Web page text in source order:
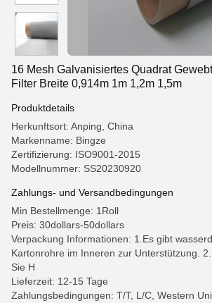
16 Mesh Galvanisiertes Quadrat
Filter Breite 0,914m 1m 1,2m 1,5m
Produktdetails
Herkunftsort: Anping, China
Markenname: Bingze
Zertifizierung: ISO9001-2015
Modellnummer: SS20230920
Zahlungs- und Versandbedingungen
Min Bestellmenge: 1Roll
Preis: 30dollars-50dollars
Verpackung Informationen: 1.Es gibt
Kartonrohre im Inneren zur Unterstützung.
Sie H
Lieferzeit: 12-15 Tage
Zahlungsbedingungen: T/T, L/C, Western